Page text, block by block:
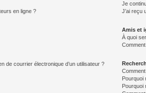
en ligne ?
de courrier électronique d’un utilisateur ?
Je
J’ai reçu
Amis et
À quoi
Pourquoi
Pourquoi